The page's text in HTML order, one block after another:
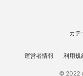
カテ
運営者情報 利用規
© 2022